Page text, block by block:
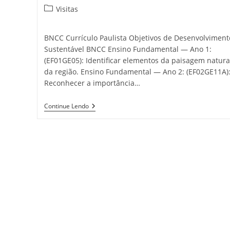
Visitas
BNCC Currículo Paulista Objetivos de
Sustentável BNCC Ensino Fundamental — Ano 1:
(EF01GE05): Identificar elementos da paisagem
da região. Ensino Fundamental — Ano 2: (EF02GE11A):
Reconhecer a importância…
Continue Lendo